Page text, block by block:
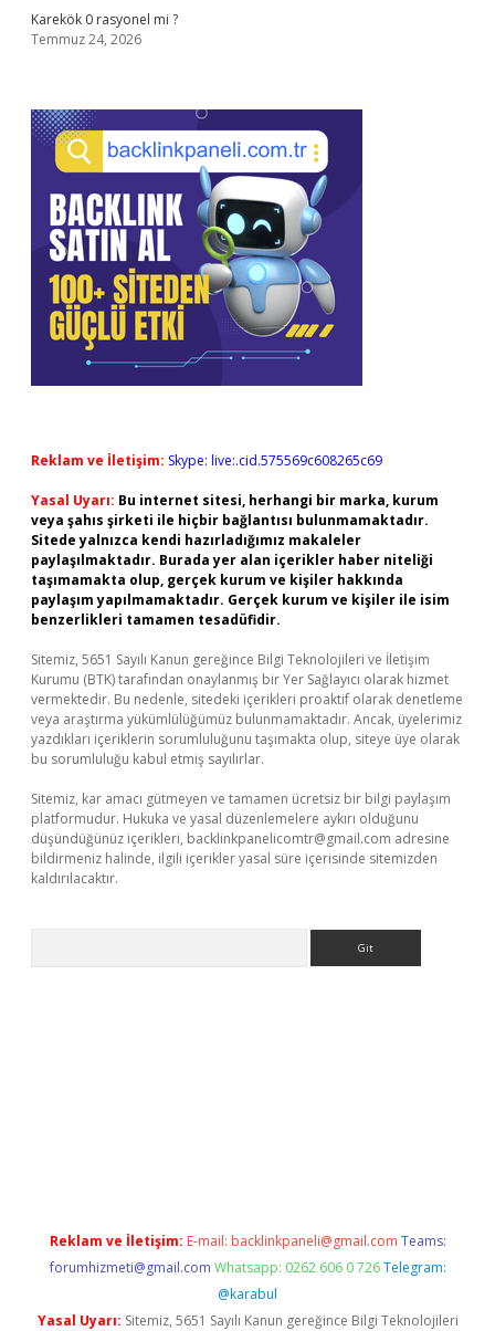
Karekök 0 rasyonel mi ?
Temmuz 24, 2026
Reklam ve İletişim: Skype: live:.cid.575569c608265c69
Yasal Uyarı: Bu internet sitesi, herhangi bir marka, kurum
veya şahıs şirketi ile hiçbir bağlantısı bulunmamaktadır.
Sitede yalnızca kendi hazırladığımız makaleler
paylaşılmaktadır. Burada yer alan içerikler haber niteliği
taşımamakta olup, gerçek kurum ve kişiler hakkında
paylaşım yapılmamaktadır. Gerçek kurum ve kişiler ile isim
benzerlikleri tamamen tesadüfidir.
Sitemiz, 5651 Sayılı Kanun gereğince Bilgi Teknolojileri ve İletişim
Kurumu (BTK) tarafından onaylanmış bir Yer Sağlayıcı olarak hizmet
vermektedir. Bu nedenle, sitedeki içerikleri proaktif olarak denetleme
veya araştırma yükümlülüğümüz bulunmamaktadır. Ancak, üyelerimiz
yazdıkları içeriklerin sorumluluğunu taşımakta olup, siteye üye olarak
bu sorumluluğu kabul etmiş sayılırlar.
Sitemiz, kar amacı gütmeyen ve tamamen ücretsiz bir bilgi paylaşım
platformudur. Hukuka ve yasal düzenlemelere aykırı olduğunu
düşündüğünüz içerikleri, backlinkpanelicomtr@gmail.com adresine
bildirmeniz halinde, ilgili içerikler yasal süre içerisinde sitemizden
kaldırılacaktır.
Reklam ve İletişim: E-mail: backlinkpaneli@gmail.com Teams:
forumhizmeti@gmail.com Whatsapp: 0262 606 0 726 Telegram:
@karabul
Yasal Uyarı: Sitemiz, 5651 Sayılı Kanun gereğince Bilgi Teknolojileri